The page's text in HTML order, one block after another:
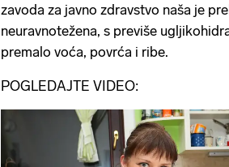
zavoda za javno zdravstvo naša je
neuravnotežena, s previše
premalo voća, povrća i ribe.
POGLEDAJTE VIDEO: